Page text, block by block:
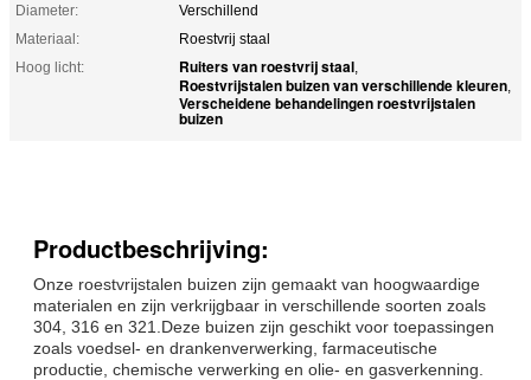
Diameter:
Verschillend
Materiaal:
Roestvrij staal
Hoog licht:
Ruiters van roestvrij staal,
Roestvrijstalen buizen van verschillende kleuren,
Verscheidene behandelingen roestvrijstalen
buizen
Productbeschrijving:
Onze roestvrijstalen buizen zijn gemaakt van hoogwaardige
materialen en zijn verkrijgbaar in verschillende soorten zoals
304, 316 en 321.Deze buizen zijn geschikt voor toepassingen
zoals voedsel- en drankenverwerking, farmaceutische
productie, chemische verwerking en olie- en gasverkenning.